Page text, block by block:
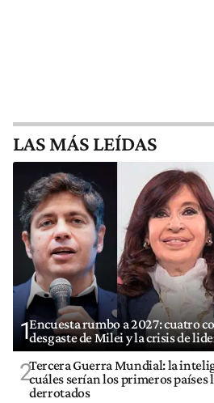
LAS MÁS LEÍDAS
1Encuesta rumbo a 2027: cuatro
desgaste de Milei y la crisis de
2Tercera Guerra Mundial: la
cuáles serían los primeros
derrotados